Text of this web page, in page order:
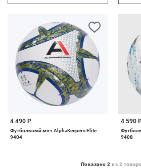
4 490 Р
Футбольный мяч AlphaKeepers Elite
9404
4 590
9408
Показано 2 из 2